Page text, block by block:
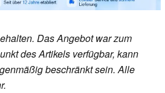
Das Angebot war zum
des Artikels verfügbar, kann
beschränkt sein. Alle